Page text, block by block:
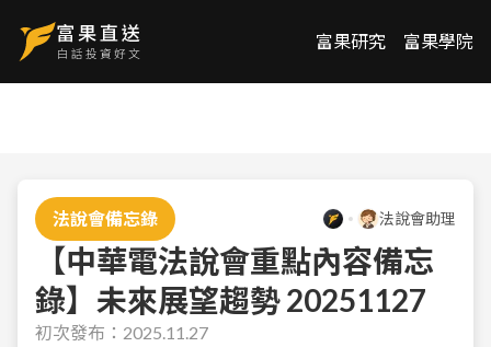
富果研究 富果學院
法說會備忘錄 法說會助理
【中華電法說會重點內容備忘
錄】未來展望趨勢 20251127
初次發布： 2025.11.27